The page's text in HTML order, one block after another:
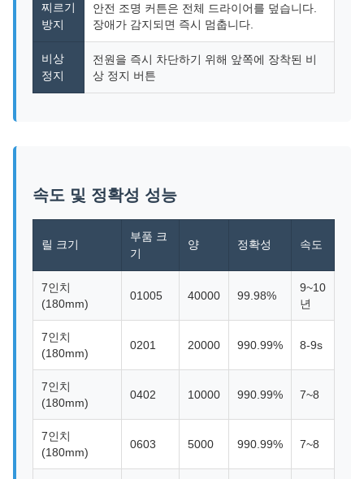
찌르기
방지
안전 조명 커튼은 전체 드라이어를 덮습니다.
장애가 감지되면 즉시 멈춥니다.
비상
정지
전원을 즉시 차단하기 위해 앞쪽에 장착된 비
상 정지 버튼
속도 및 정확성 성능
릴 크기
부품 크
기
양 정확성 속도
7인치
(180mm)
01005 40000 99.98%
9~10
년
7인치
(180mm)
0201 20000 990.99% 8-9s
7인치
(180mm)
0402 10000 990.99% 7~8
7인치
(180mm)
0603 5000 990.99% 7~8